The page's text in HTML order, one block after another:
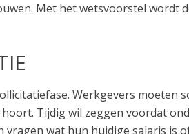
Met het wetsvoorstel
Werkgevers moeten
Tijdig wil zeggen voordat
wat hun huidige salaris is